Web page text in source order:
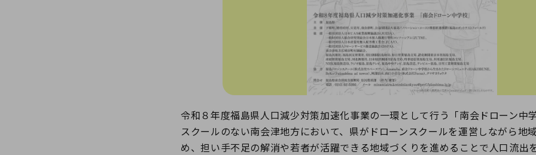
令和８年度福島県人口減少対策加速化事業の一環として行う「南会ドローン中
スクールのない南会津地方において、県がドローンスクールを運営しながら地
め、担い手不足の解消や若者が活躍できる地域づくりを進めることで人口流出